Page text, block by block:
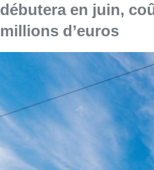
débutera en juin,
millions d’euros